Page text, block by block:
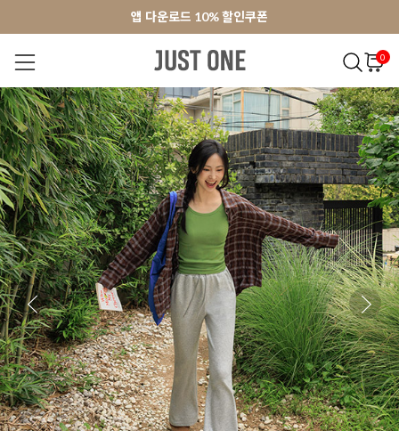
앱 다운로드 10% 할인쿠폰
회원가입 쿠폰 3000원
앱 다운로드 10% 할인쿠폰
회원가입 쿠폰 3000원
0
NEW 7% BEST 오늘출발 MADE . J 상의 팬츠 아